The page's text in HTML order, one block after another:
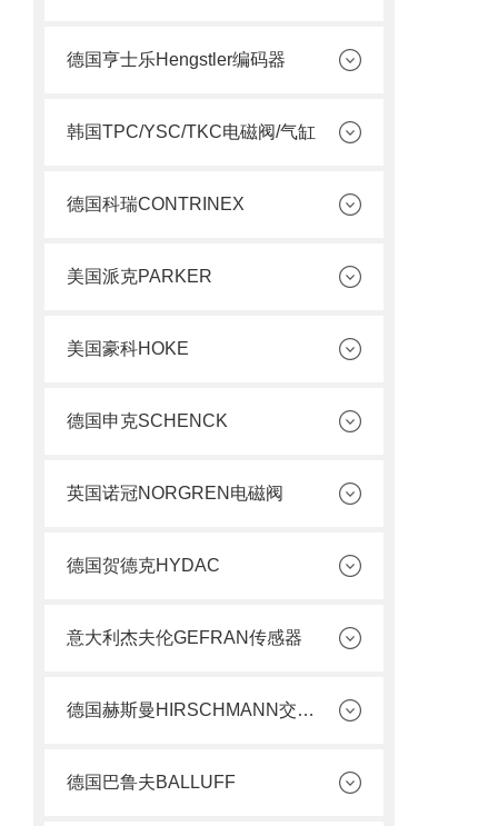
德国亨士乐Hengstler编码器
韩国TPC/YSC/TKC电磁阀/气缸
德国科瑞CONTRINEX
美国派克PARKER
美国豪科HOKE
德国申克SCHENCK
英国诺冠NORGREN电磁阀
德国贺德克HYDAC
意大利杰夫伦GEFRAN传感器
德国赫斯曼HIRSCHMANN交换机
德国巴鲁夫BALLUFF